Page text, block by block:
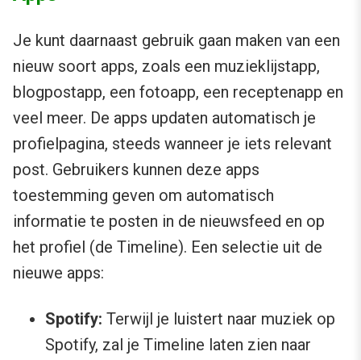
Je kunt daarnaast gebruik gaan maken van een
nieuw soort apps, zoals een muzieklijstapp,
blogpostapp, een fotoapp, een receptenapp en
veel meer. De apps updaten automatisch je
profielpagina, steeds wanneer je iets relevant
post. Gebruikers kunnen deze apps
toestemming geven om automatisch
informatie te posten in de nieuwsfeed en op
het profiel (de Timeline). Een selectie uit de
nieuwe apps:
Spotify: Terwijl je luistert naar muziek op
Spotify, zal je Timeline laten zien naar